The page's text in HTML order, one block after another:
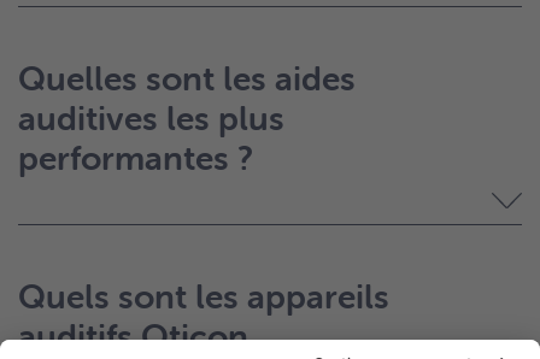
Quelles sont les aides
auditives les plus
performantes ?
Quels sont les appareils
auditifs Oticon